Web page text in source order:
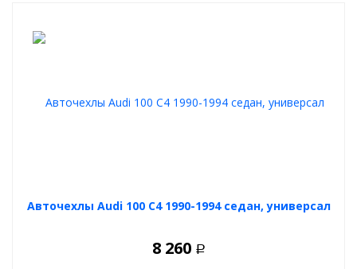
Авточехлы Audi 100 C4 1990-1994 седан, универсал
8 260 Р